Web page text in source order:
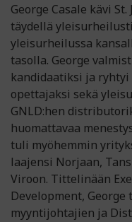
George Casale kävi
täydellä
yleisurheilussa
tasolla. George
kandidaatiksi ja
opettajaksi sekä
GNLD:hen
huomattavaa
tuli myöhemmin
laajensi Norjaan,
Viroon. Tittelinään
Development, George
myyntijohtajien ja